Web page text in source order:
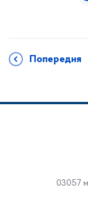
Попередня
03057